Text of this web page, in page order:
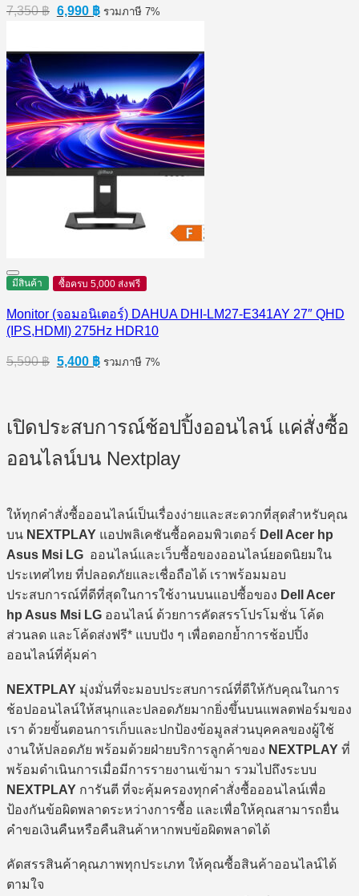
7,350฿ Original
price
7,350 ฿.
6,990 ฿Current
price
6,990 ฿.
รวมภาษี 7%
มีสินค้า ซื้อครบ 5,000 ส่งฟรี
Monitor (จอมอนิเตอร์) DAHUA DHI-LM27-E341AY 27″ QHD
(IPS,HDMI) 275Hz HDR10
5,590฿ Original
price
5,400 ฿Current
price
รวมภาษี 7%
เปิดประสบการณ์ช้อปปิ้งออนไลน์ แค่สั่งซื้อ
ออนไลน์บน Nextplay
ให้ทุกคำสั่งซื้อออนไลน์เป็นเรื่องง่ายและสะดวกที่สุดสำหรับคุณ
บน NEXTPLAY แอปพลิเคชันซื้อคอมพิวเตอร์ Dell Acer hp
Asus Msi LG ออนไลน์และเว็บซื้อของออนไลน์ยอดนิยมใน
ประเทศไทย ที่ปลอดภัยและเชื่อถือได้ เราพร้อมมอบ
ประสบการณ์ที่ดีที่สุดในการใช้งานบนแอปซื้อของ Dell Acer
hp Asus Msi LG ออนไลน์ ด้วยการคัดสรรโปรโมชั่น โค้ด
ส่วนลด และโค้ดส่งฟรี* แบบปัง ๆ เพื่อตอกย้ำการช้อปปิ้ง
ออนไลน์ที่คุ้มค่า
NEXTPLAY มุ่งมั่นที่จะมอบประสบการณ์ที่ดีให้กับคุณในการ
ช้อปออนไลน์ให้สนุกและปลอดภัยมากยิ่งขึ้นบนแพลตฟอร์มของ
เรา ด้วยขั้นตอนการเก็บและปกป้องข้อมูลส่วนบุคคลของผู้ใช้
งานให้ปลอดภัย พร้อมด้วยฝ่ายบริการลูกค้าของ NEXTPLAY ที่
พร้อมดำเนินการเมื่อมีการรายงานเข้ามา รวมไปถึงระบบ
NEXTPLAY การันตี ที่จะคุ้มครองทุกคำสั่งซื้อออนไลน์เพื่อ
ป้องกันข้อผิดพลาดระหว่างการซื้อ และเพื่อให้คุณสามารถยื่น
คำขอเงินคืนหรือคืนสินค้าหากพบข้อผิดพลาดได้
คัดสรรสินค้าคุณภาพทุกประเภท ให้คุณซื้อสินค้าออนไลน์ได้
ตามใจ